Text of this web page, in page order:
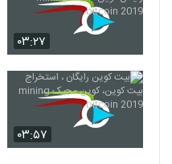
۰۳:۲۷
۰۳:۵۷